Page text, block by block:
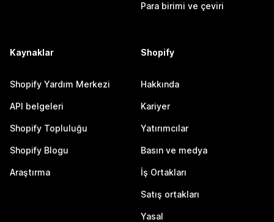
Para birimi ve çeviri
Kaynaklar
Shopify Yardım Merkezi
API belgeleri
Shopify Topluluğu
Shopify Blogu
Araştırma
Shopify
Hakkında
Kariyer
Yatırımcılar
Basın ve medya
İş Ortakları
Satış ortakları
Yasal